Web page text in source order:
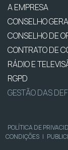
A EMPRESA
CONSELHO
CONSELHO DE
CONTRATO DE
RÁDIO E
RGPD
GESTÃO DAS
POLÍTICA DE
CONDIÇÕES |